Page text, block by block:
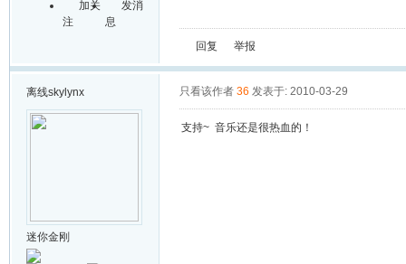
加关
注
发消
息
回复
举报
离线skylynx
迷你金刚
只看该作者 36 发表于: 2010-03-29
支持~ 音乐还是很热血的！